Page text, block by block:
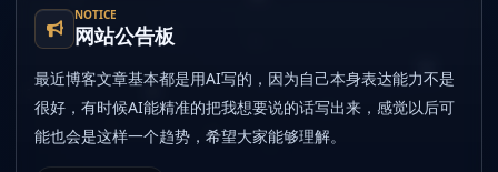
NOTICE
网站公告板
最近博客文章基本都是用AI写的，因为自己本身表达能力不是
很好，有时候AI能精准的把我想要说的话写出来，感觉以后可
能也会是这样一个趋势，希望大家能够理解。